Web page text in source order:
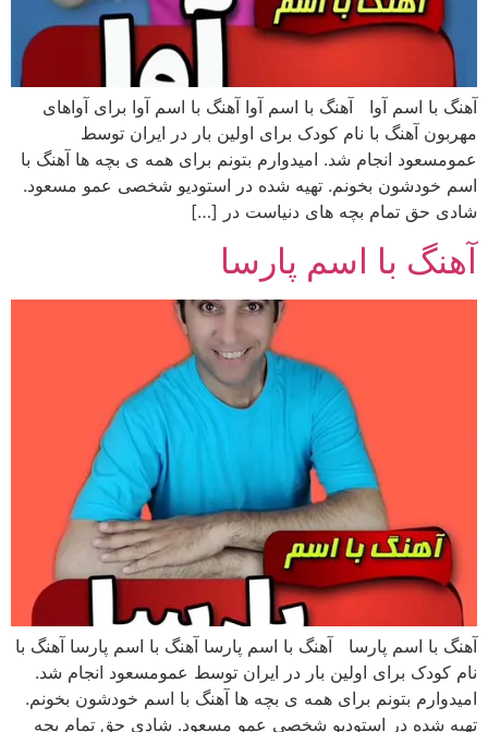
آهنگ با اسم آوا آهنگ با اسم آوا آهنگ با اسم آوا برای آواهای
مهربون آهنگ با نام کودک برای اولین بار در ایران توسط
عمومسعود انجام شد. امیدوارم بتونم برای همه ی بچه ها آهنگ با
اسم خودشون بخونم. تهیه شده در استودیو شخصی عمو مسعود.
شادی حق تمام بچه های دنیاست در […]
آهنگ با اسم پارسا
آهنگ با اسم پارسا آهنگ با اسم پارسا آهنگ با اسم پارسا آهنگ با
نام کودک برای اولین بار در ایران توسط عمومسعود انجام شد.
امیدوارم بتونم برای همه ی بچه ها آهنگ با اسم خودشون بخونم.
تهیه شده در استودیو شخصی عمو مسعود. شادی حق تمام بچه